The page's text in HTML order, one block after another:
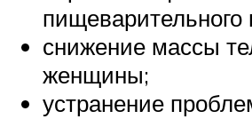
пищеварительного
снижение массы
женщины;
устранение